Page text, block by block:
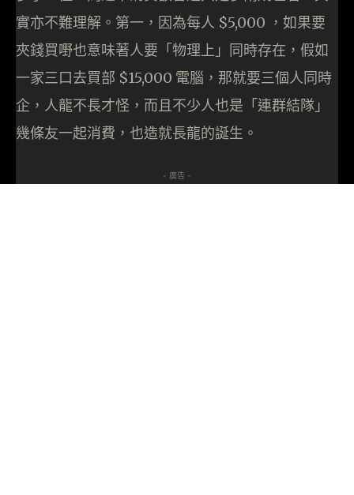
實亦不難理解。第一，因為每人 $5,000 ，如果要
夾錢買嘢也意味著人要「物理上」同時存在，假如
一家三口去買部 $15,000 電腦，那就要三個人同時
企，人龍不長才怪，而且不少人也是「連群結隊」
幾條友一起消費，也造就長龍的誕生。
- 廣告 -